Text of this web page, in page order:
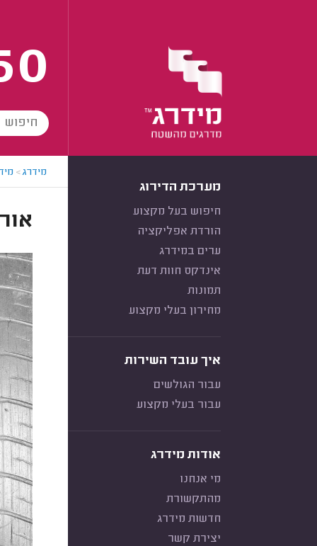
מערכת הדירוג
חיפוש בעל מקצוע
הורדת אפליקציה
ערים במידרג
אינדקס חוות דעת
תמונות
מחירון בעלי מקצוע
איך עובד השירות
עבור הגולשים
עבור בעלי מקצוע
אודות מידרג
מי אנחנו
מהתקשורת
חדשות מידרג
יצירת קשר
מידרג>